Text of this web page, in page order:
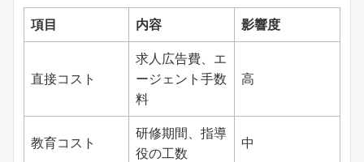
項目 内容 影響度
直接コスト
求人広告費、エ
ージェント手数
料
高
教育コスト
研修期間、指導
役の工数
中